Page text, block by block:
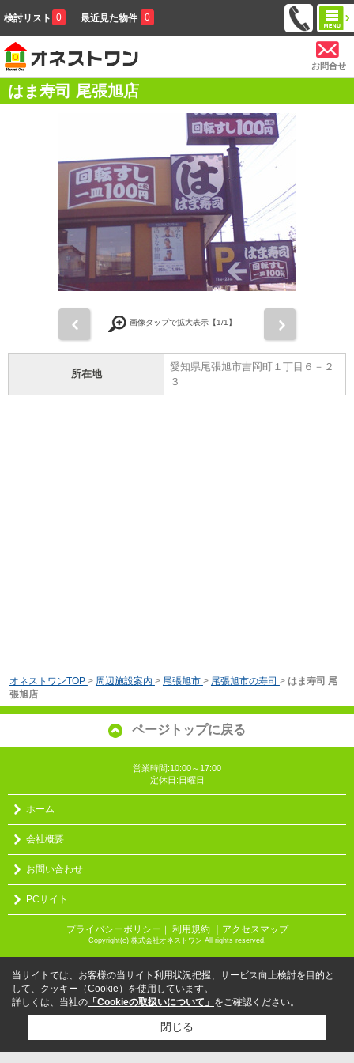
検討リスト 0 最近見た物件 0
お問合せ
はま寿司 尾張旭店
画像タップで拡大表示【1/1】
所在地
愛知県尾張旭市吉岡町１丁目６－２
３
オネストワンTOP > 周辺施設案内 > 尾張旭市 > 尾張旭市の寿司 > はま寿司 尾
張旭店
ページトップに戻る
営業時間:10:00～17:00
定休日:日曜日
ホーム
会社概要
お問い合わせ
PCサイト
プライバシーポリシー ｜ 利用規約 ｜アクセスマップ
Copyright(c) 株式会社オネストワン All rights reserved.
当サイトでは、お客様の当サイト利用状況把握、サービス向上検討を目的と
して、クッキー（Cookie）を使用しています。
詳しくは、当社の 「Cookieの取扱いについて」 をご確認ください。
閉じる